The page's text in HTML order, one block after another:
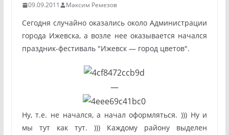
09.09.2011 Максим Ремезов
Сегодня случайно оказались около Администрации
города Ижевска, а возле нее оказывается начался
праздник-фестиваль "Ижевск — город цветов".
—
Ну, т.е. не начался, а начал оформляться. ))) Ну и
мы тут как тут. ))) Каждому району выделен